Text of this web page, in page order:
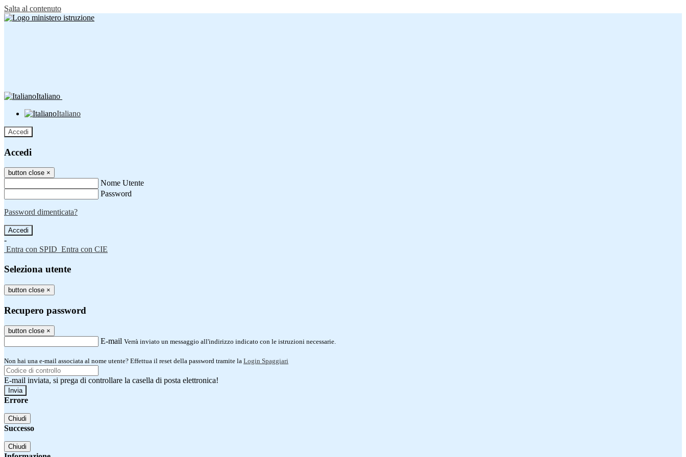
Salta al contenuto
Italiano
Italiano
Accedi
Accedi
button close ×
Nome Utente
Password
Password dimenticata?
-
Entra con SPID Entra con CIE
Seleziona utente
button close ×
Recupero password
button close ×
E-mail Verrà inviato un messaggio all'indirizzo indicato con le istruzioni necessarie.
Non hai una e-mail associata al nome utente? Effettua il reset della password tramite la Login Spaggiari
E-mail inviata, si prega di controllare la casella di posta elettronica!
Errore
Chiudi
Successo
Chiudi